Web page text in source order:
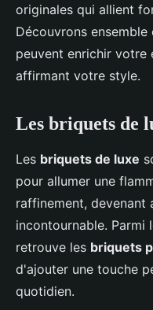
originales qui allient
Découvrons
peuvent enrichir votre
affirmant votre style.
Les briquets de
Les briquets de luxe
pour allumer une
raffinement, devenant
incontournable. Parmi
retrouve les briquets
d'ajouter une touche
quotidien.